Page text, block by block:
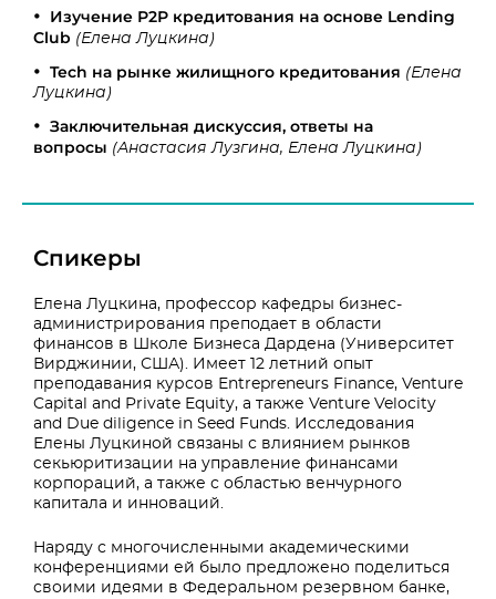
Изучение Р2Р кредитования на основе Lending
Club (Елена Луцкина)
Tech на рынке жилищного кредитования (Елена
Луцкина)
Заключительная дискуссия, ответы на
вопросы (Анастасия Лузгина, Елена Луцкина)
Спикеры
Елена Луцкина, профессор кафедры бизнес-
администрирования преподает в области
финансов в Школе Бизнеса Дардена (Университет
Вирджинии, США). Имеет 12 летний опыт
преподавания курсов Entrepreneurs Finance, Venture
Capital and Private Equity, а также Venture Velocity
and Due diligence in Seed Funds. Исследования
Елены Луцкиной связаны с влиянием рынков
секьюритизации на управление финансами
корпораций, а также с областью венчурного
капитала и инноваций.
Наряду с многочисленными академическими
конференциями ей было предложено поделиться
своими идеями в Федеральном резервном банке,